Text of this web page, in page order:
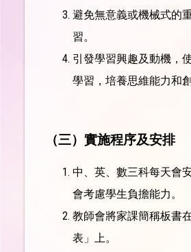
避免無意義或機械式的
習。
引發學習興趣及動機，
學習，培養思維能力和
（三） 實施程序及安排
中、英、數三科每天會
會考慮學生負擔能力。
教師會將家課簡稱板書
表」上。